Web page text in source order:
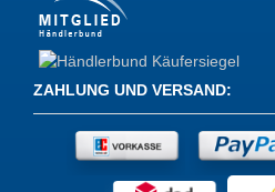
ZAHLUNG UND VERSAND: